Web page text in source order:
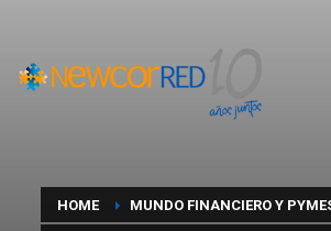
HOME MUNDO FINANCIERO Y